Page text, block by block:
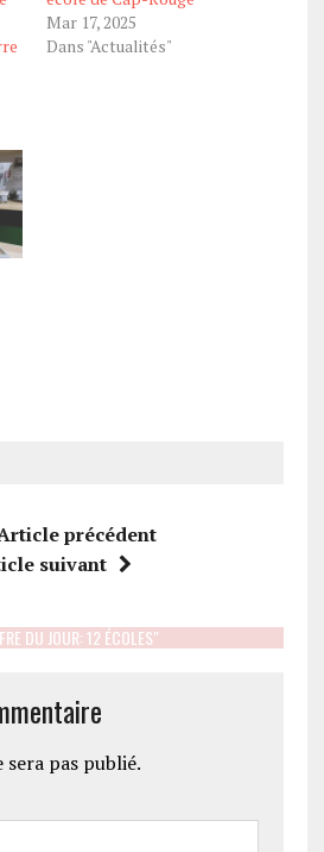
Mar 17, 2025
Dans "Actualités"
précédent
suivant
DU JOUR: 12 ÉCOLES"
pas publié.